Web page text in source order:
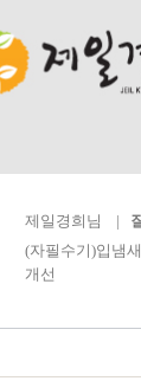
제일경희 님 |
(자필수기)입냄
개선